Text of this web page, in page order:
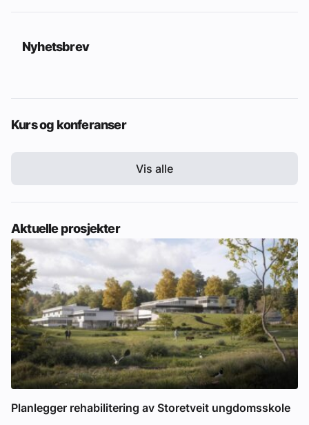
Nyhetsbrev
Kurs og konferanser
Vis alle
Aktuelle prosjekter
Planlegger rehabilitering av Storetveit ungdomsskole